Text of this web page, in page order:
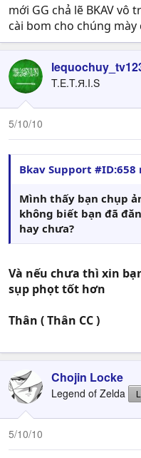
file đó nằm trong:
Mong được giúp đỡ. và
mới GG chả lẽ BKAV vô
cài bom cho chúng mày
T.E.T.Я.I.S
5/10/10
Bkav Support #ID:658
Mình thấy bạn chụp
không biết bạn đã
hay chưa?
Và nếu chưa thì xin
sụp phọt tốt hơn
Thân ( Thân CC )
Chojin Locke
Legend of Zelda
5/10/10